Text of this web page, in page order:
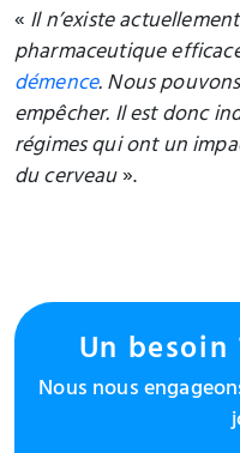
«Il n’existe
pharmaceutique
démence. Nous
empêcher. Il est donc
régimes qui ont un
du cerveau».
Un
Nous nous